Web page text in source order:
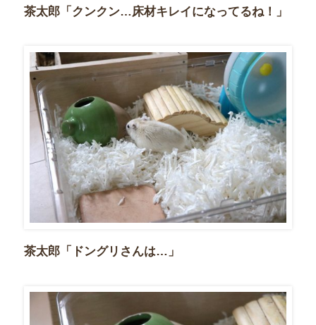
茶太郎「クンクン…床材キレイになってるね！」
茶太郎「ドングリさんは…」